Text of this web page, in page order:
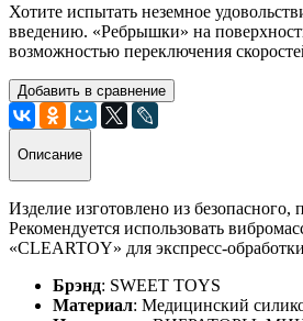
Хотите испытать неземное
введению. «Ребрышки» на
возможностью переключения
Добавить в сравнение
Описание
Изделие изготовлено из
Рекомендуется использовать
«CLEARTOY» для экспресс-
Брэнд: SWEET TOYS
Материал: Медицинский